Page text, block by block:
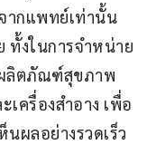
ากแพทย์เท่านั้น
ทั้งในการจำหน่าย
ลิตภัณฑ์สุขภาพ
ครื่องสำอาง เพื่อ
ผลอย่างรวดเร็ว